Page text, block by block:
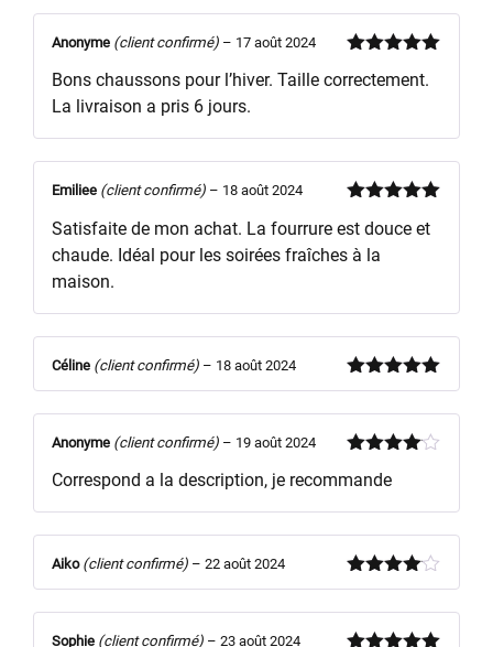
5
Anonyme (client confirmé) – 17 août 2024
Bons chaussons pour l’hiver. Taille correctement.
La livraison a pris 6 jours.
5
Emiliee (client confirmé) – 18 août 2024
Satisfaite de mon achat. La fourrure est douce et
chaude. Idéal pour les soirées fraîches à la
maison.
Note5sur
Céline (client confirmé) – 18 août 2024
sur 5
Anonyme (client confirmé) – 19 août 2024
Correspond a la description, je recommande
Note4
Aiko (client confirmé) – 22 août 2024
Sophie (client confirmé) – 23 août 2024